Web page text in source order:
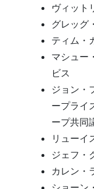
ヴィット
グレッグ
ティム・
マシュー
ビス
ジョン・
ープライ
ープ共同
リューイ
ジェフ・
カレン・